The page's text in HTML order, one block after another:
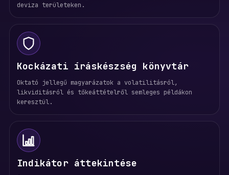
deviza területeken.
Kockázati íráskészség könyvtár
Oktató jellegű magyarázatok a volatilitásról,
likviditásról és tőkeáttételről semleges példákon
keresztül.
Indikátor áttekintése